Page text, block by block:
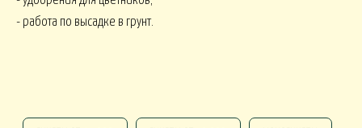
- работа по высадке в грунт.